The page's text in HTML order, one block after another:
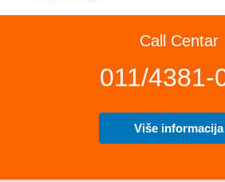
Call Centar
011/4381-
Više informacija